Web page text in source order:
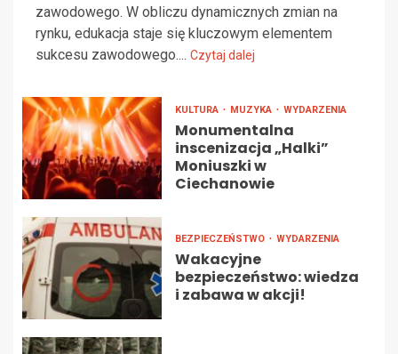
zawodowego. W obliczu dynamicznych zmian na
rynku, edukacja staje się kluczowym elementem
sukcesu zawodowego.... Czytaj dalej
KULTURA MUZYKA WYDARZENIA
Monumentalna
inscenizacja „Halki”
Moniuszki w
Ciechanowie
BEZPIECZEŃSTWO WYDARZENIA
Wakacyjne
bezpieczeństwo: wiedza
i zabawa w akcji!